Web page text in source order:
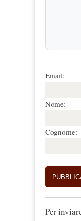
Email:
Nome:
Cognome:
Per